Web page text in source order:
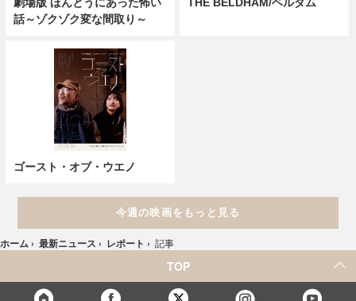
話～ゾクゾク変な間取り～
ゴースト・オブ・ウエノ
今週の映画をもっと見る
ホーム › 最新ニュース › レポート › 記事
TOP